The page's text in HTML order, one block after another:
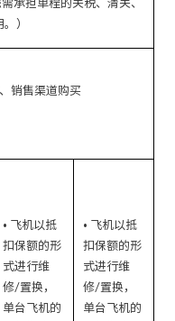
承担单程的关税、清关、
）
销售渠道购买
• 飞机以抵
扣保额的形
式进行维
修/置换，
单台飞机的
• 飞机以抵
扣保额的形
式进行维
修/置换，
单台飞机的